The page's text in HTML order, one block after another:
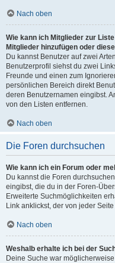
Nach oben
Wie kann ich Mitglieder zur
Mitglieder hinzufügen oder
Du kannst Benutzer auf zwei
Benutzerprofil siehst du zwei
Freunde und einen zum
persönlichen Bereich direkt
deren Benutzernamen eingibst.
von den Listen entfernen.
Nach oben
Die Foren durchsuchen
Wie kann ich ein Forum oder
Du kannst die Foren
eingibst, die du in der Foren-
Erweiterte Suchmöglichkeiten
Link anklickst, der von jeder
Nach oben
Weshalb erhalte ich bei der
Deine Suche war